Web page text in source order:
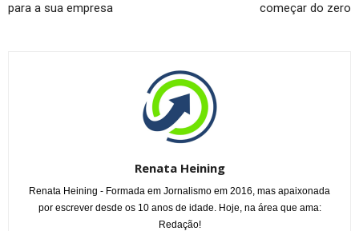
para a sua empresa
começar do zero
Renata Heining
Renata Heining - Formada em Jornalismo em 2016, mas apaixonada
por escrever desde os 10 anos de idade. Hoje, na área que ama:
Redação!